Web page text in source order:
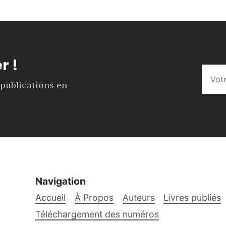
!
en
Navigation
Accueil À Propos Auteurs
Livres publiés
Téléchargement des numéros